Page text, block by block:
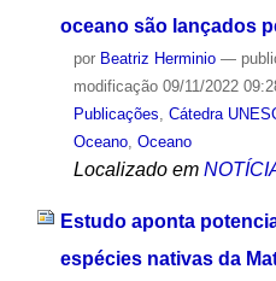
oceano são lançados
por Beatriz Herminio —
modificação09/11/2022
Publicações, Cátedra
Oceano, Oceano
Localizado em
Estudo aponta
espécies nativas da